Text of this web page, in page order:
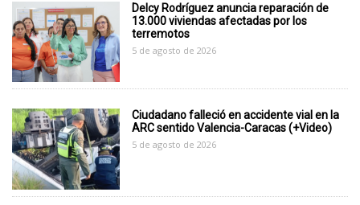
Delcy Rodríguez anuncia reparación de
13.000 viviendas afectadas por los
terremotos
5 de agosto de 2026
Ciudadano falleció en accidente vial en la
ARC sentido Valencia-Caracas (+Video)
5 de agosto de 2026